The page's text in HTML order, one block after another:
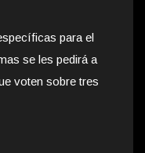
para el
se les pedirá a
voten sobre tres